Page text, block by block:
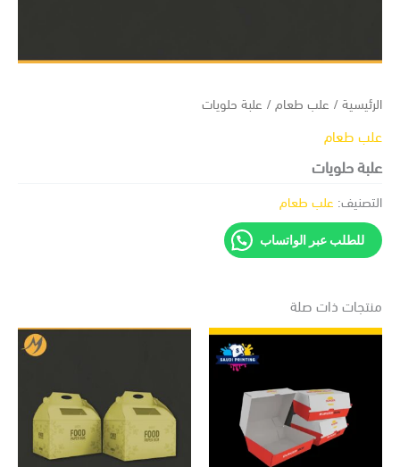
/علب طعام / علبة حلويات
طعام
حلويات
علب طعام
للطلب عبر الواتساب
ذات صلة